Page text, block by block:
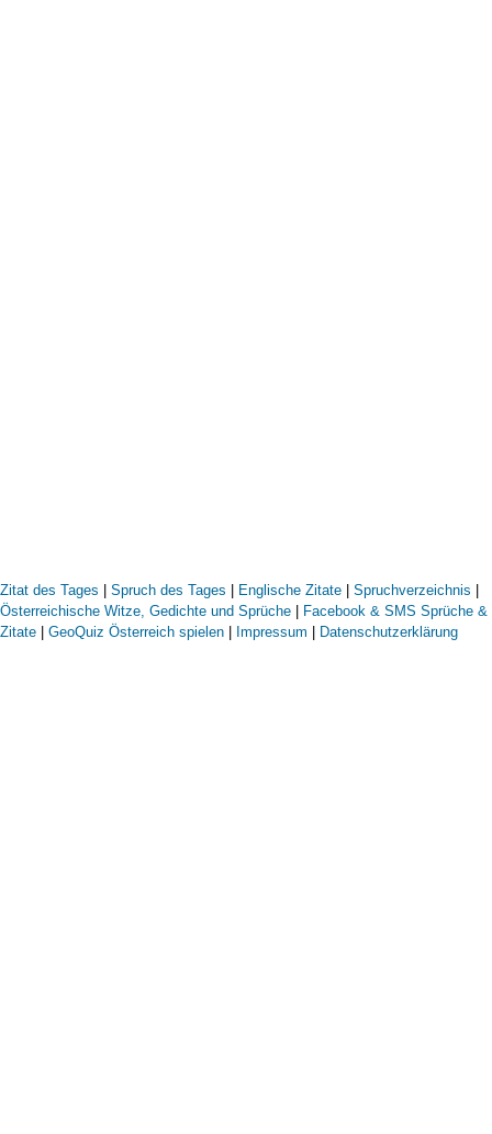
Zitat des Tages Spruch des Tages Englische Zitate Spruchverzeichnis
Österreichische Witze, Gedichte und Sprüche
Facebook & SMS Sprüche &
Zitate
GeoQuiz Österreich spielen Impressum Datenschutzerklärung